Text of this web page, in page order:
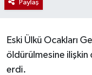
Paylaş
Eski Ülkü Ocakları
öldürülmesine ilişkin
erdi.